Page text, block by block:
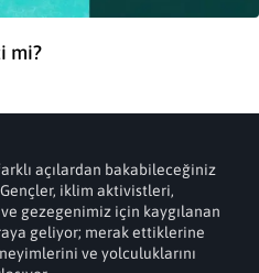
mi?
açılardan bakabileceğiniz
iklim aktivistleri,
gezegenimiz için kaygılanan
geliyor; merak ettiklerine
ve yolculuklarını